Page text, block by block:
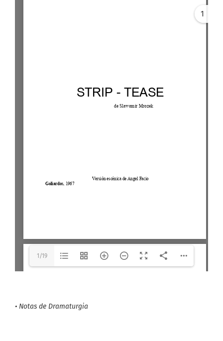
1
1/19
https://archivos-
fundacionlosgoliardos.com
• Notas de Dramaturgia